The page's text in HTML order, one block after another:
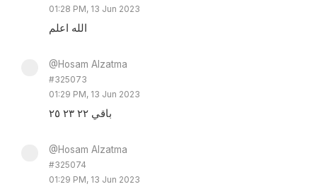
01:28 PM, 13 Jun 2023
الله اعلم
@Hosam Alzatma
#325073
01:29 PM, 13 Jun 2023
باقي ٢٢ ٢٣ ٢٥
@Hosam Alzatma
#325074
01:29 PM, 13 Jun 2023